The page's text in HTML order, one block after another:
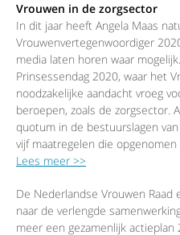
Vrouwen in de zorgsector
In dit jaar heeft Angela Maas
Vrouwenvertegenwoordiger
media laten horen waar
Prinsessendag 2020, waar het
noodzakelijke aandacht vroeg
beroepen, zoals de zorgsector.
quotum in de bestuurslagen
vijf maatregelen die
Lees meer >>
De Nederlandse Vrouwen
naar de verlengde
meer een gezamenlijk